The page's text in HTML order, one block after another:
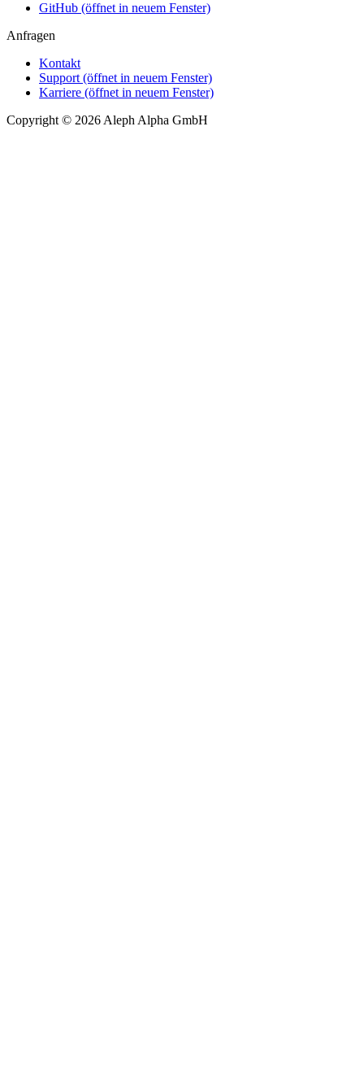
GitHub (öffnet in neuem Fenster)
Anfragen
Kontakt
Support (öffnet in neuem Fenster)
Karriere (öffnet in neuem Fenster)
Copyright © 2026 Aleph Alpha GmbH